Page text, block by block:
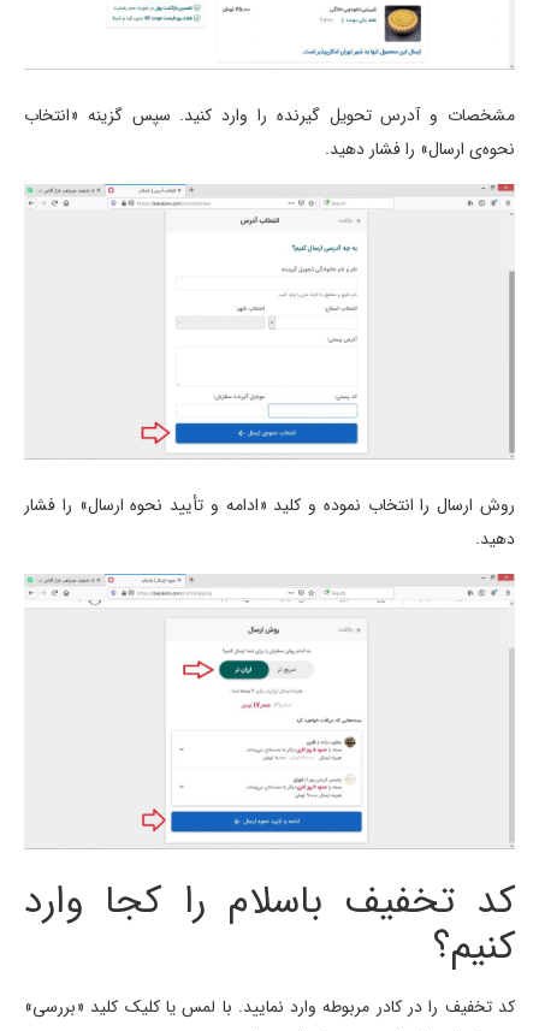
مشخصات و آدرس تحویل گیرنده را وارد کنید. سپس گزینه «انتخاب
نحوه‌ی ارسال» را فشار دهید.
روش ارسال را انتخاب نموده و کلید «ادامه و تأیید نحوه ارسال» را فشار
دهید.
کد تخفیف باسلام را کجا وارد
کنیم؟
کد تخفیف را در کادر مربوطه وارد نمایید. با لمس یا کلیک کلید «بررسی»